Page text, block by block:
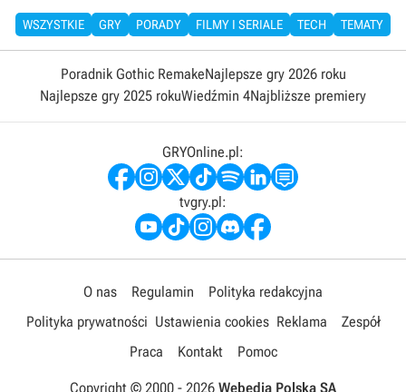
WSZYSTKIE GRY PORADY FILMY I SERIALE TECH TEMATY
Poradnik Gothic RemakeNajlepsze gry 2026 roku
Najlepsze gry 2025 rokuWiedźmin 4Najbliższe premiery
GRYOnline.pl:
tvgry.pl:
O nas Regulamin
Polityka redakcyjna
Polityka prywatności Ustawienia cookies Reklama
Zespół
Praca
Kontakt Pomoc
Copyright © 2000 - 2026 Webedia Polska SA